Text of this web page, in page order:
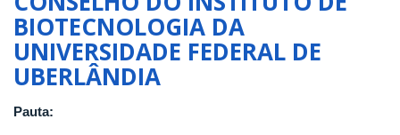
BIOTECNOLOGIA DA
UNIVERSIDADE FEDERAL DE
UBERLÂNDIA
Pauta: